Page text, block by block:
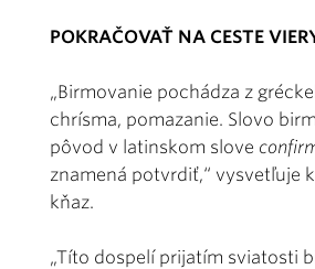
POKRAČOVAŤ NA CESTE
„Birmovanie pochádza z
chrísma, pomazanie. Slovo
pôvod v latinskom slove
znamená potvrdiť,“ vysvetľuje
kňaz.
„Títo dospelí prijatím sviatosti